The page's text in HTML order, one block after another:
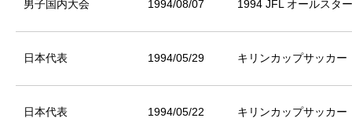
男子国内大会 1994/08/07 1994 JFL オールスタ
日本代表 1994/05/29 キリンカップサッカー
日本代表 1994/05/22 キリンカップサッカー